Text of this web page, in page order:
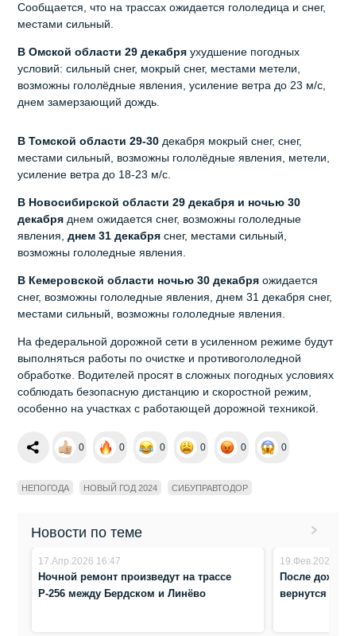
Сообщается, что на трассах ожидается гололедица и снег,
местами сильный.
В Омской области 29 декабряухудшение погодных
условий: сильный снег, мокрый снег, местами метели,
возможны гололёдные явления, усиление ветра до 23 м/с,
днем замерзающий дождь.
В Томской области 29-30 декабря мокрый снег, снег,
местами сильный, возможны гололёдные явления, метели,
усиление ветра до 18-23 м/с.
В Новосибирской области 29 декабря и ночью 30
декабря днем ожидается снег, возможны гололедные
явления,днем 31 декабря снег, местами сильный,
возможны гололедные явления.
В Кемеровской области ночью 30 декабряожидается
снег, возможны гололедные явления, днем 31 декабря снег,
местами сильный, возможны гололедные явления.
На федеральной дорожной сети в усиленном режиме будут
выполняться работы по очистке и противогололедной
обработке. Водителей просят в сложных погодных условиях
соблюдать безопасную дистанцию и скоростной режим,
особенно на участках с работающей дорожной техникой.
0 0 0 0 0 0
НЕПОГОДА НОВЫЙ ГОД 2024 СИБУПРАВТОДОР
Новости по теме
17.Апр.2026 16:47
Ночной ремонт произведут на трассе
Р-256 между Бердском и Линёво
19.Фев.2026
После дождя
вернутся